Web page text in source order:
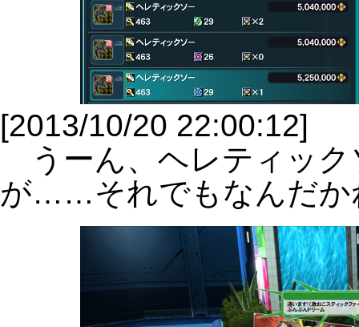
[2013/10/20 22:00:12]
うーん、ヘレティック
が……それでもなんだか